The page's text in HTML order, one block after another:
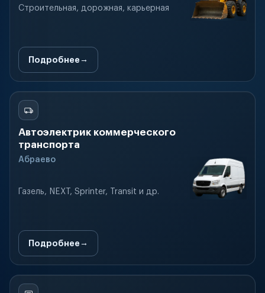
Строительная, дорожная, карьерная
Подробнее
Автоэлектрик коммерческого
транспорта
Абраево
Газель, NEXT, Sprinter, Transit и др.
Подробнее